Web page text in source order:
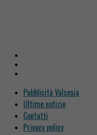
Pubblicità Valsesia
Ultime notizie
Contatti
Privacy policy